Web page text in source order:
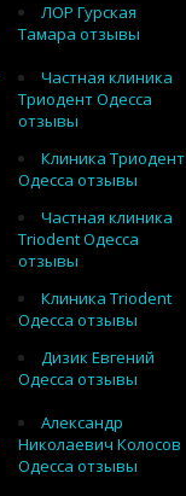
ЛОР Гурская
Тамара отзывы
Частная клиника
Триодент Одесса
отзывы
Клиника Триодент
Одесса отзывы
Частная клиника
Triodent Одесса
отзывы
Клиника Triodent
Одесса отзывы
Дизик Евгений
Одесса отзывы
Александр
Николаевич Колосов
Одесса отзывы